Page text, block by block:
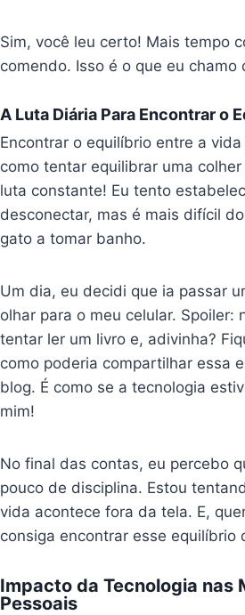
Sim, você leu certo! Mais tempo
comendo. Isso é o que eu chamo
A Luta Diária Para Encontrar o
Encontrar o equilíbrio entre a
como tentar equilibrar uma
luta constante! Eu tento
desconectar, mas é mais difícil
gato a tomar banho.
Um dia, eu decidi que ia passar
olhar para o meu celular. Spoiler:
tentar ler um livro e, adivinha?
como poderia compartilhar essa
blog. É como se a tecnologia
mim!
No final das contas, eu percebo
pouco de disciplina. Estou
vida acontece fora da tela. E,
consiga encontrar esse equilíbrio
Impacto da Tecnologia nas
Pessoais